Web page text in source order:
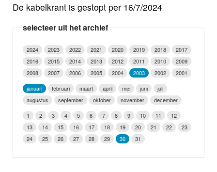
Video
Webcam
Info
De kabelkrant is gestopt per 16/7/2024
selecteer uit het archief
2024 2023 2022 2021 2020 2019 2018
2017
2016
2015 2014 2013 2012 2011 2010
2009
2008
2007 2006 2005 2004 2003 2002
2001
januari
februari maart april mei juni
juli
augustus
september oktober november
december
1
2 3 4 5 6 7 8 9 10 11
12
13
14 15 16 17 18 19 20 21 22
23
24
25 26 27 28 29 30 31